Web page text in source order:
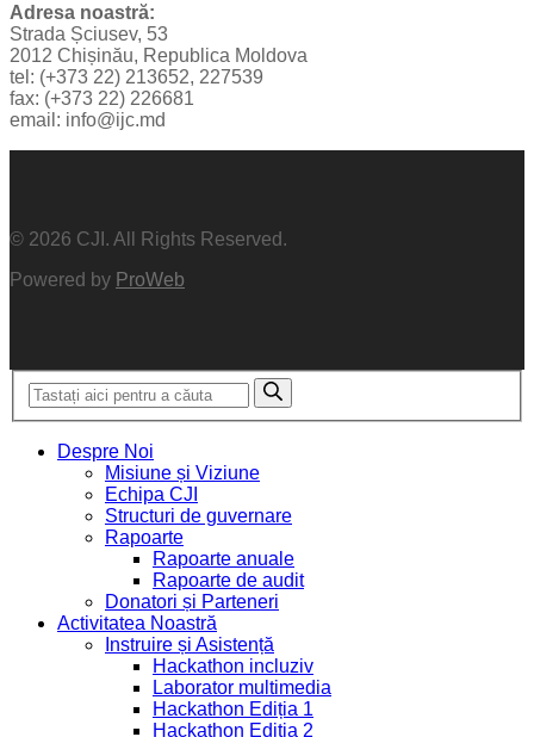
Adresa noastră:
Strada Șciusev, 53
2012 Chișinău, Republica Moldova
tel: (+373 22) 213652, 227539
fax: (+373 22) 226681
email: info@ijc.md
© 2026 CJI. All Rights Reserved.
Powered by ProWeb
Despre Noi
Misiune și Viziune
Echipa CJI
Structuri de guvernare
Rapoarte
Rapoarte anuale
Rapoarte de audit
Donatori și Parteneri
Activitatea Noastră
Instruire și Asistență
Hackathon incluziv
Laborator multimedia
Hackathon Ediția 1
Hackathon Ediția 2